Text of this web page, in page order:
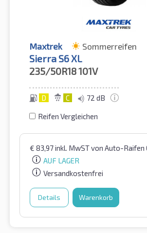
Maxtrek Sommerreifen
Sierra S6 XL
235/50R18101V
D C 72 dB
Reifen Vergleichen
€ 83,97inkl. MwSTvon Auto-Raifen
AUF LAGER
Versandkostenfrei
Details Warenkorb